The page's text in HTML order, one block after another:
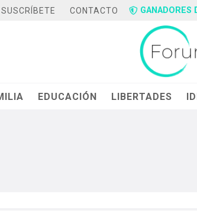
SUSCRÍBETE CONTACTO GANADORES
EDUCACIÓN LIBERTADES